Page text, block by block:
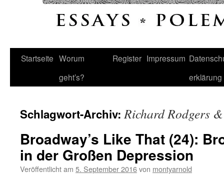
Startseite Worum
geht’s?
Register Impressum
erklärung
Schlagwort-Archiv:Richard Rodgers
Broadway’s Like That (24):
in der Großen Depression
Veröffentlicht am 5. September 2016von montyarnold